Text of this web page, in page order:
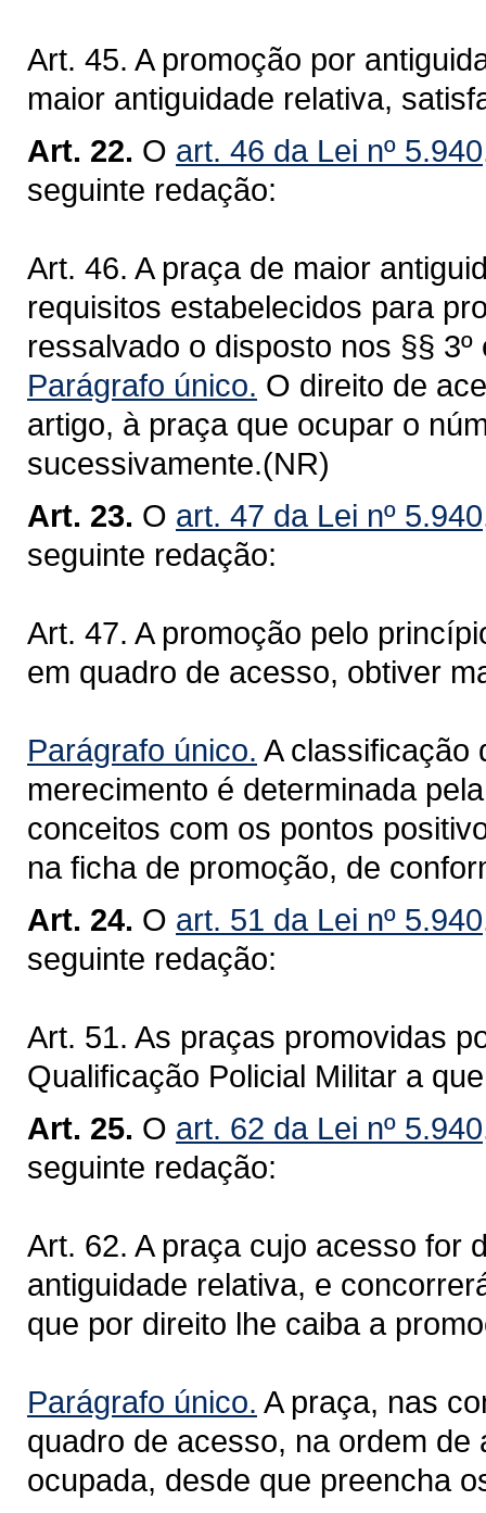
Art. 45. A promoção por
maior antiguidade relativa,
Art. 22. O art. 46 da Lei nº
seguinte redação:
Art. 46. A praça de maior
requisitos estabelecidos para
ressalvado o disposto nos §§
Parágrafo único. O direito de
artigo, à praça que ocupar o
sucessivamente.(NR)
Art. 23. O art. 47 da Lei nº
seguinte redação:
Art. 47. A promoção pelo
em quadro de acesso, obtiver
Parágrafo único. A classificação
merecimento é determinada
conceitos com os pontos
na ficha de promoção, de
Art. 24. O art. 51 da Lei nº
seguinte redação:
Art. 51. As praças promovidas
Qualificação Policial Militar a
Art. 25. O art. 62 da Lei nº
seguinte redação:
Art. 62. A praça cujo acesso for
antiguidade relativa, e
que por direito lhe caiba a
Parágrafo único. A praça, nas
quadro de acesso, na ordem
ocupada, desde que preencha